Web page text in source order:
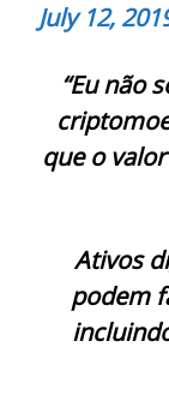
July 12,
“Eu não
que o
Ativos
podem